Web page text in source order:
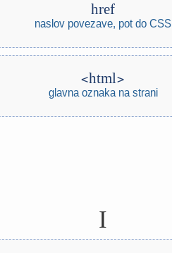
href
naslov povezave, pot do CSS
html
glavna oznaka na strani
I